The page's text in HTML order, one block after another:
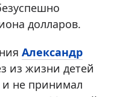
долларов.
Александр
из жизни детей
и не принимал